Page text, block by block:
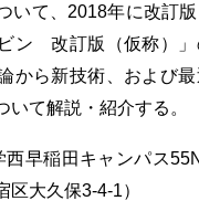
いて、2018年に改訂
ン 改訂版（仮称）」
から新技術、および
いて解説・紹介する。
西早稲田キャンパス
大久保3-4-1）